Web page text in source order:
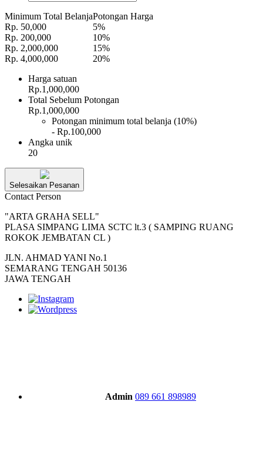
Minimum Total BelanjaPotongan Harga
Rp. 50,000
5%
Rp. 200,000
10%
Rp. 2,000,000
15%
Rp. 4,000,000
20%
Harga satuan
Rp.1,000,000
Total Sebelum Potongan
Rp.1,000,000
Potongan minimum total belanja (10%)
- Rp.100,000
Angka unik
20
Selesaikan Pesanan
Contact Person
"ARTA GRAHA SELL"
PLASA SIMPANG LIMA SCTC lt.3 ( SAMPING RUANG
ROKOK JEMBATAN CL )
JLN. AHMAD YANI No.1
SEMARANG TENGAH 50136
JAWA TENGAH
Admin 089 661 898989